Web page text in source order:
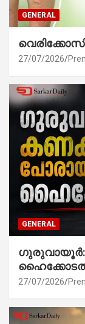
GENERAL
27/07/2026
GENERAL
ഗുരുവായൂർ:
27/07/2026